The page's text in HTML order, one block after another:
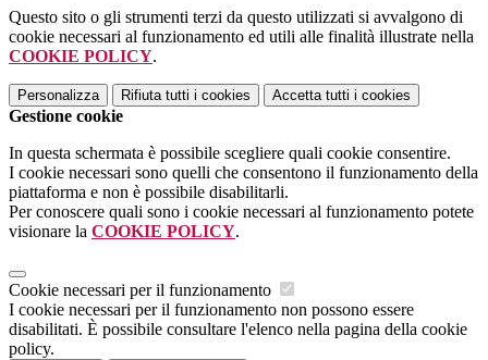
Questo sito o gli strumenti terzi da questo utilizzati si avvalgono di
cookie necessari al funzionamento ed utili alle finalità illustrate nella
COOKIE POLICY.
Personalizza Rifiuta tutti i cookies Accetta tutti i cookies
Gestione cookie
In questa schermata è possibile scegliere quali cookie consentire.
I cookie necessari sono quelli che consentono il funzionamento della
piattaforma e non è possibile disabilitarli.
Per conoscere quali sono i cookie necessari al funzionamento potete
visionare la COOKIE POLICY.
Cookie necessari per il funzionamento
I cookie necessari per il funzionamento non possono essere
disabilitati. È possibile consultare l'elenco nella pagina della cookie
policy.